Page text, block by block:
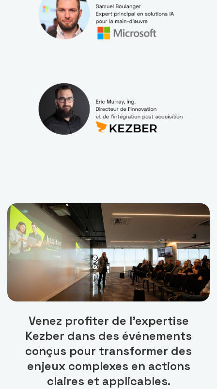
Venez profiter de l’expertise
Kezber dans des événements
conçus pour transformer des
enjeux complexes en actions
claires et applicables.